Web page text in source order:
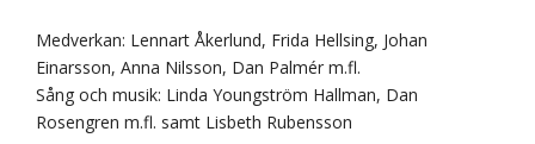
Medverkan: Lennart Åkerlund, Frida Hellsing, Johan
Einarsson, Anna Nilsson, Dan Palmér m.fl.
Sång och musik: Linda Youngström Hallman, Dan
Rosengren m.fl. samt Lisbeth Rubensson